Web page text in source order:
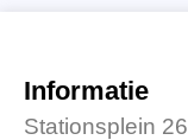
Informatie
Stationsplein 26